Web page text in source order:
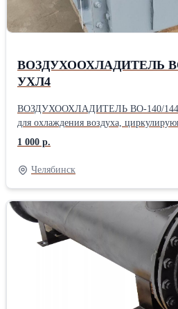
ВОЗДУХООХЛАДИТЕЛЬ
УХЛ4
ВОЗДУХООХЛАДИТЕЛЬ ВО-140/
для охлаждения воздуха,
охлаждения электрических машин
условиях УХЛ категории 4 ГОСТ
данной серии широко используются
работает крупное электрическое оборудование.
запросу. Собственное производство.
1 000 р.
Челябинск